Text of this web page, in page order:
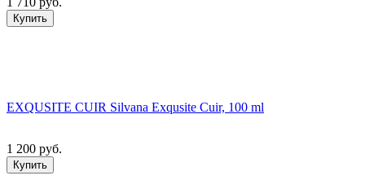
Купить
EXQUSITE CUIR Silvana Exqusite Cuir, 100 ml
1 200 руб.
Купить